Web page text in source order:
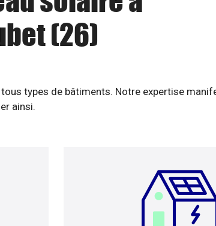
(26)
types de bâtiments. Notre expertise
ainsi.